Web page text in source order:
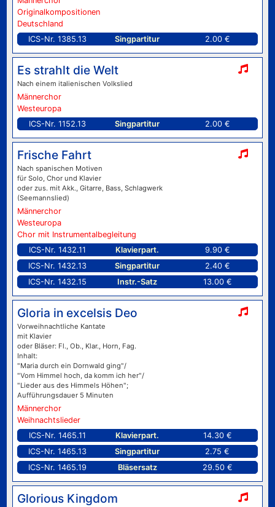
Originalkompositionen
Deutschland
ICS-Nr. 1385.13
Singpartitur 2.00 €
Es strahlt die Welt
Nach einem italienischen Volkslied
Männerchor
Westeuropa
ICS-Nr. 1152.13
Singpartitur 2.00 €
Frische Fahrt
Nach spanischen Motiven
für Solo, Chor und Klavier
oder zus. mit Akk., Gitarre, Bass, Schlagwerk
(Seemannslied)
Männerchor
Westeuropa
Chor mit Instrumentalbegleitung
ICS-Nr. 1432.11
Klavierpart.
9.90 €
ICS-Nr. 1432.13
Singpartitur
2.40 €
ICS-Nr. 1432.15
Instr.-Satz 13.00 €
Gloria in excelsis Deo
Vorweihnachtliche Kantate
mit Klavier
oder Bläser: Fl., Ob., Klar., Horn, Fag.
Inhalt:
"Maria durch ein Dornwald ging"/
"Vom Himmel hoch, da komm ich her"/
"Lieder aus des Himmels Höhen";
Aufführungsdauer 5 Minuten
Männerchor
Weihnachtslieder
ICS-Nr. 1465.11
Klavierpart.
14.30 €
ICS-Nr. 1465.13
Singpartitur
2.75 €
ICS-Nr. 1465.19
Bläsersatz 29.50 €
Glorious Kingdom